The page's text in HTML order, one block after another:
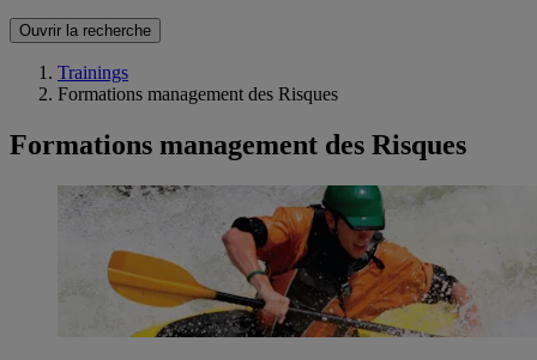
Ouvrir la recherche
Trainings
Formations management des Risques
Formations management des Risques